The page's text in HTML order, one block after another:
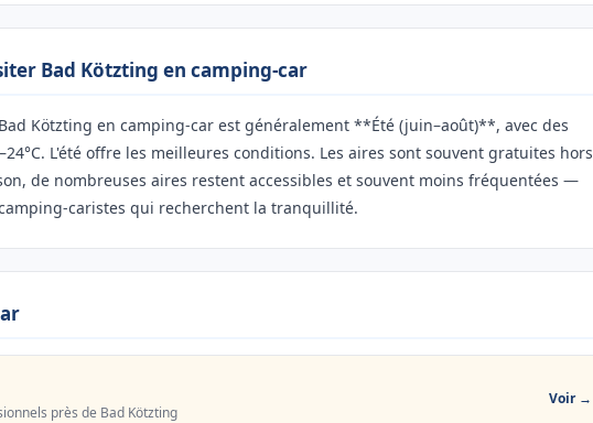
Bad Kötzting en camping-car
Kötzting en camping-car est généralement **Été (juin–août)**, avec des
L'été offre les meilleures conditions. Les aires sont souvent gratuites hors
de nombreuses aires restent accessibles et souvent moins fréquentées —
caristes qui recherchent la tranquillité.
près de Bad Kötzting
Voir →